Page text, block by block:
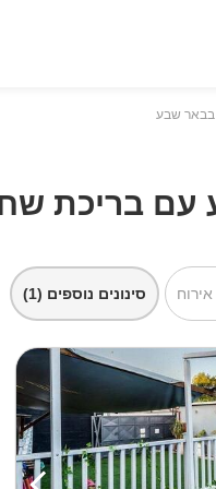
בבאר שבע
עם בריכת
אירוח סינונים נוספים (1)